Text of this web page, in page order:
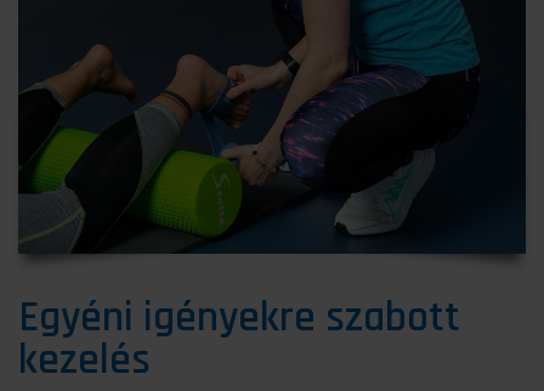
Egyéni igényekre szabott
kezelés